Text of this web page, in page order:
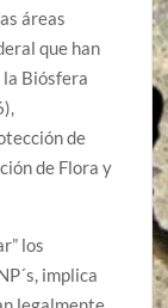
áreas
que han
la Biósfera
de
de Flora y
los
implica